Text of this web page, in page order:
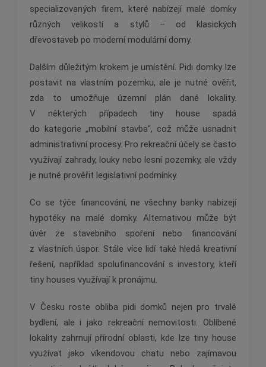
specializovaných firem, které nabízejí malé domky
různých velikostí a stylů – od klasických
dřevostaveb po moderní modulární domy.
Dalším důležitým krokem je umístění. Pidi domky lze
postavit na vlastním pozemku, ale je nutné ověřit,
zda to umožňuje územní plán dané lokality.
V některých případech tiny house spadá
do kategorie „mobilní stavba“, což může usnadnit
administrativní procesy. Pro rekreační účely se často
využívají zahrady, louky nebo lesní pozemky, ale vždy
je nutné prověřit legislativní podmínky.
Co se týče financování, ne všechny banky nabízejí
hypotéky na malé domky. Alternativou může být
úvěr ze stavebního spoření nebo financování
z vlastních úspor. Stále více lidí také hledá kreativní
řešení, například spolufinancování s investory, kteří
tiny houses využívají k pronájmu.
V Česku roste obliba pidi domků nejen pro trvalé
bydlení, ale i jako rekreační nemovitosti. Oblíbené
lokality zahrnují přírodní oblasti, kde lze tiny house
využívat jako víkendovou chatu nebo zajímavou